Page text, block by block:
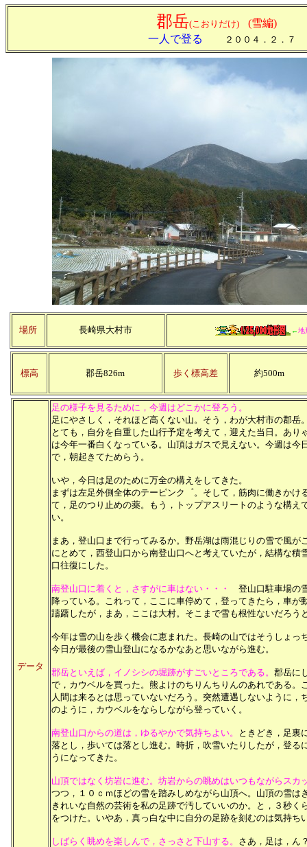
郡岳(こおりだけ) (雪編)
一人で登る
２００４．２．７
場所 長崎県大村市 ←地
標高 郡岳826m 歩く標高差 約500m
データ
足の様子を見るために，今週はどこかに登ろう。
足にやさしく，それほど高くない山。そう，わが大村市の郡岳
とても，自分を自重した山行予定を考えて，迎えた当日。あり
は今年一番白くなっている。山頂はガスで見えない。今週は今
で，朝起きてためらう。
いや，今日は足のために万全の構えをしてきた。
まずは左足外側全体のテーピンク゜。そして，筋肉に働きかけ
て，足のつり止めの薬。もう，トップアスリートのような構え
い。
まあ，登山口まで行ってみるか。野岳湖は雨混じりの雪で風が
にとめて，西登山口から南登山口へと考えていたが，結構な積
口往復にした。
南登山口に着くと，さすがに車はない・・・
登山口駐車場の
降っている。これって，ここに車停めて，登ってきたら，車が
躊躇したが，まあ，ここは大村。そこまで雪も根性ないだろう
今年は雪の山を歩く機会に恵まれた。長崎の山ではそうしょっ
今日が最後の雪山登山になるかなあと思いながら進む。
郡岳といえば，イノシシの堀跡がすごいところである。 郡岳に
で，カウベルを買った。熊よけのちりんちりんのあれである。
人間は来るとは思っていないだろう。突然遭遇しないように，
のように，カウベルをならしながら登っていく。
南登山口からの道は，ゆるやかで気持ちよい。
ときどき，足裏
落とし，歩いては落とし進む。時折，吹雪いたりしたが，登る
うになってきた。
山頂ではなく坊岩に進む。坊岩からの眺めはいつもながらスカ
つつ，１０ｃｍほどの雪を踏みしめながら山頂へ。山頂の雪は
きれいな自然の芸術を私の足跡で汚していいのか。と，３秒く
をつけた。いやあ，真っ白な中に自分の足跡を刻むのは気持ち
しばらく眺めを楽しんで，さっさと下山する。 さあ，足は，ん